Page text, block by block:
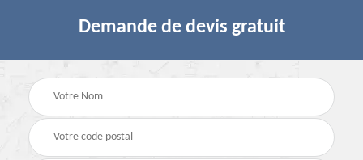
Demande de devis gratuit